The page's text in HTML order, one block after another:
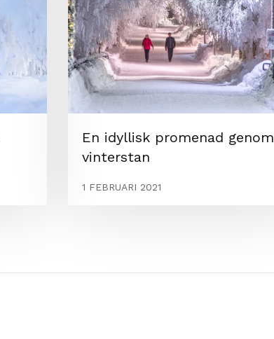
En idyllisk promenad genom
vinterstan
1 FEBRUARI 2021